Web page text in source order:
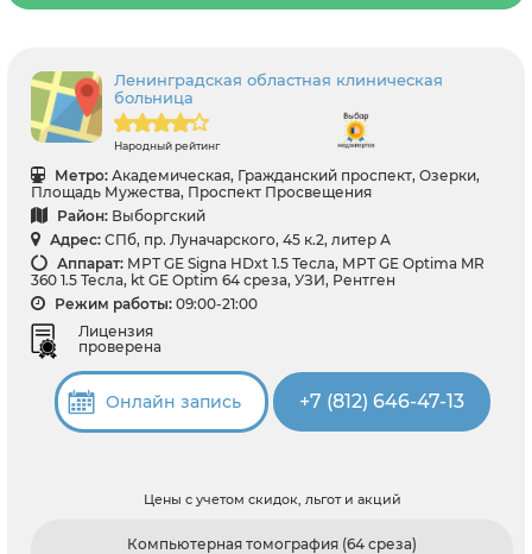
Ленинградская областная клиническая
больница
Народный рейтинг
Метро: Академическая, Гражданский проспект, Озерки,
Площадь Мужества, Проспект Просвещения
Район: Выборгский
Адрес: СПб, пр. Луначарского, 45 к.2, литер А
Аппарат: МРТ GE Signa HDxt 1.5 Тесла, МРТ GE Optima MR
360 1.5 Тесла, kt GE Optim 64 среза, УЗИ, Рентген
Режим работы: 09:00-21:00
Лицензия
проверена
Онлайн запись +7 (812) 646-47-13
Цены с учетом скидок, льгот и акций
Компьютерная томография (64 среза)